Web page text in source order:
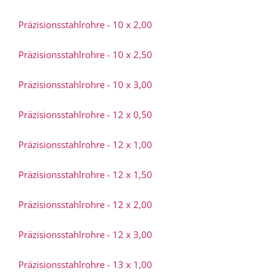
Präzisionsstahlrohre - 10 x 2,00
Präzisionsstahlrohre - 10 x 2,50
Präzisionsstahlrohre - 10 x 3,00
Präzisionsstahlrohre - 12 x 0,50
Präzisionsstahlrohre - 12 x 1,00
Präzisionsstahlrohre - 12 x 1,50
Präzisionsstahlrohre - 12 x 2,00
Präzisionsstahlrohre - 12 x 3,00
Präzisionsstahlrohre - 13 x 1,00